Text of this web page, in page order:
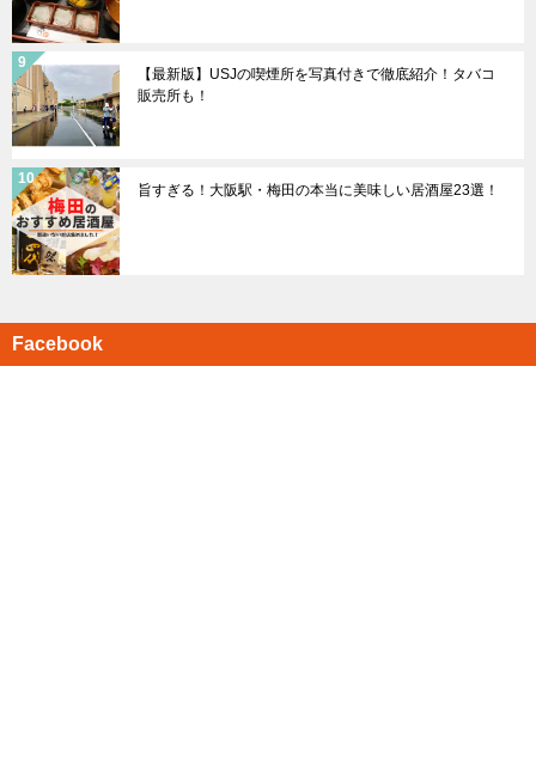
【最新版】USJの喫煙所を写真付きで徹底紹介！タバコ
販売所も！
旨すぎる！大阪駅・梅田の本当に美味しい居酒屋23選！
Facebook